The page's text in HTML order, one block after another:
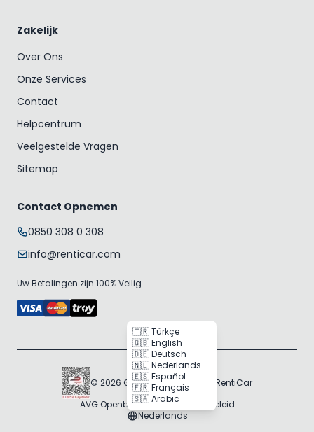
Zakelijk
Over Ons
Onze Services
Contact
Helpcentrum
Veelgestelde Vragen
Sitemap
Contact Opnemen
0850 308 0 308
info@renticar.com
Uw Betalingen zijn 100% Veilig
© 2026 Gogocar Bilişim A.Ş. | RentiCar
AVG OpenbaarmakingCookie Beleid
Nederlands
🇹🇷 Türkçe
🇬🇧 English
🇩🇪 Deutsch
🇳🇱 Nederlands
🇪🇸 Español
🇫🇷 Français
🇸🇦 Arabic